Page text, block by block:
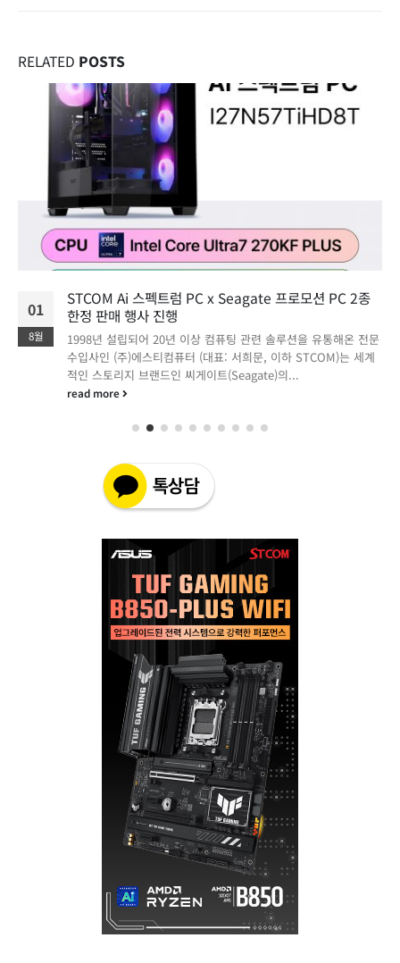
RELATED POSTS
01
8월
STCOM Ai 스펙트럼 PC x Seagate 프로모션 PC 2종
한정 판매 행사 진행
1998년 설립되어 20년 이상 컴퓨팅 관련 솔루션을 유통해온 전문
수입사인 (주)에스티컴퓨터 (대표: 서희문, 이하 STCOM)는 세계
적인 스토리지 브랜드인 씨게이트(Seagate)의...
read more